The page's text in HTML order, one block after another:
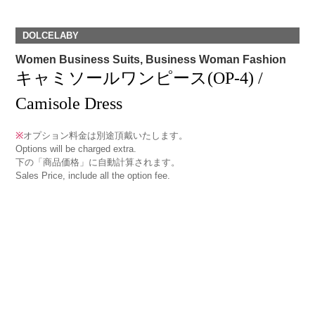
DOLCELABY
Women Business Suits, Business Woman Fashion
キャミソールワンピース(OP-4) /
Camisole Dress
※オプション料金は別途頂戴いたします。
Options will be charged extra.
下の「商品価格」に自動計算されます。
Sales Price, include all the option fee.